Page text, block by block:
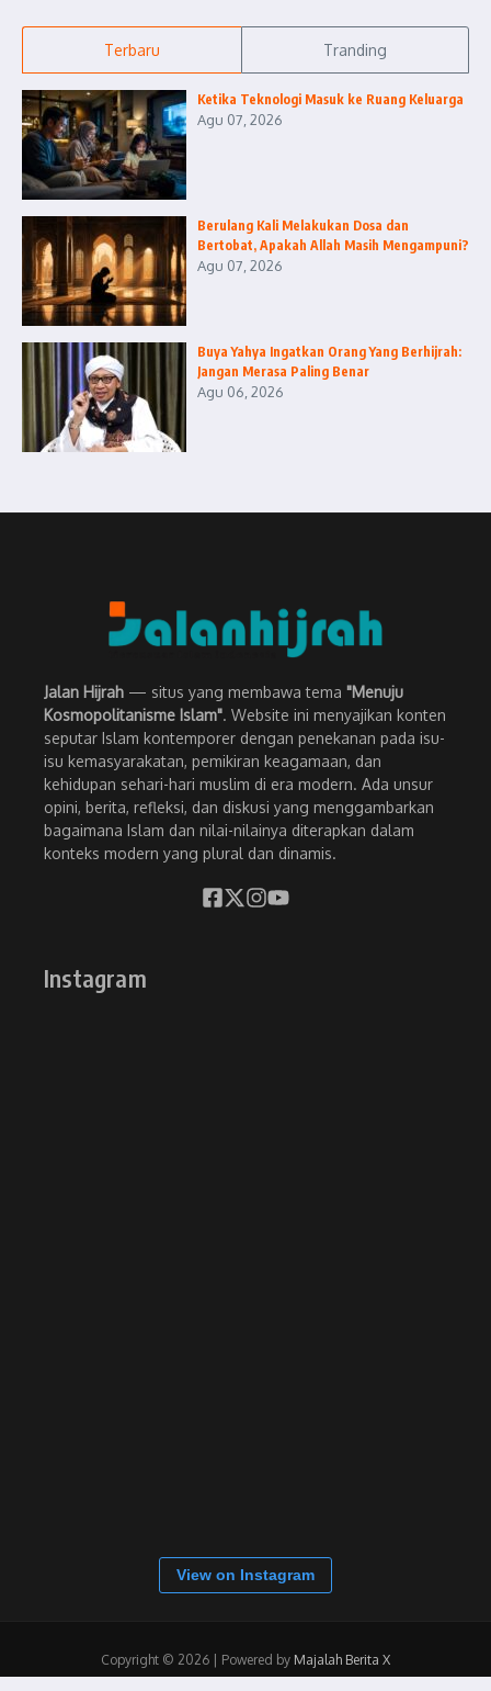
Terbaru Tranding
Ketika Teknologi Masuk ke Ruang Keluarga
Agu 07, 2026
Berulang Kali Melakukan Dosa dan
Bertobat, Apakah Allah Masih Mengampuni?
Agu 07, 2026
Buya Yahya Ingatkan Orang Yang Berhijrah:
Jangan Merasa Paling Benar
Agu 06, 2026
Jalan Hijrah — situs yang membawa tema "Menuju
Kosmopolitanisme Islam". Website ini menyajikan konten
seputar Islam kontemporer dengan penekanan pada isu-
isu kemasyarakatan, pemikiran keagamaan, dan
kehidupan sehari-hari muslim di era modern. Ada unsur
opini, berita, refleksi, dan diskusi yang menggambarkan
bagaimana Islam dan nilai-nilainya diterapkan dalam
konteks modern yang plural dan dinamis.
Instagram
View on Instagram
Copyright © 2026 | Powered by Majalah Berita X